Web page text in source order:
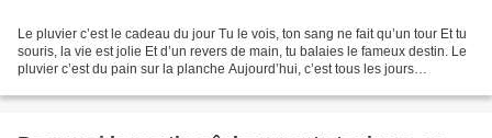
Le pluvier c’est le cadeau du jour Tu le vois, ton sang ne fait qu’un tour Et tu
souris, la vie est jolie Et d’un revers de main, tu balaies le fameux destin. Le
pluvier c’est du pain sur la planche Aujourd’hui, c’est tous les jours